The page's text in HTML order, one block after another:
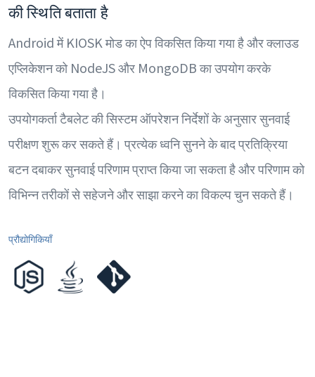
की स्थिति बताता है
Android में KIOSK मोड का ऐप विकसित किया गया है और क्लाउड
एप्लिकेशन को NodeJS और MongoDB का उपयोग करके
विकसित किया गया है।
उपयोगकर्ता टैबलेट की सिस्टम ऑपरेशन निर्देशों के अनुसार सुनवाई
परीक्षण शुरू कर सकते हैं। प्रत्येक ध्वनि सुनने के बाद प्रतिक्रिया
बटन दबाकर सुनवाई परिणाम प्राप्त किया जा सकता है और परिणाम को
विभिन्न तरीकों से सहेजने और साझा करने का विकल्प चुन सकते हैं।
प्रौद्योगिकियाँ